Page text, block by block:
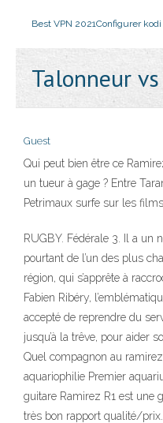
Best VPN 2021Configurer
Talonneur
Guest
Qui peut bien être ce
un tueur à gage ? Entre
Petrimaux surfe sur les
RUGBY. Fédérale 3. Il a un
pourtant de l’un des plus
région, qui s’apprête à
Fabien Ribéry,
accepté de reprendre du
jusqu’à la trêve, pour aider
Quel compagnon au
aquariophilie Premier
guitare Ramirez R1 est une
très bon rapport qualité/